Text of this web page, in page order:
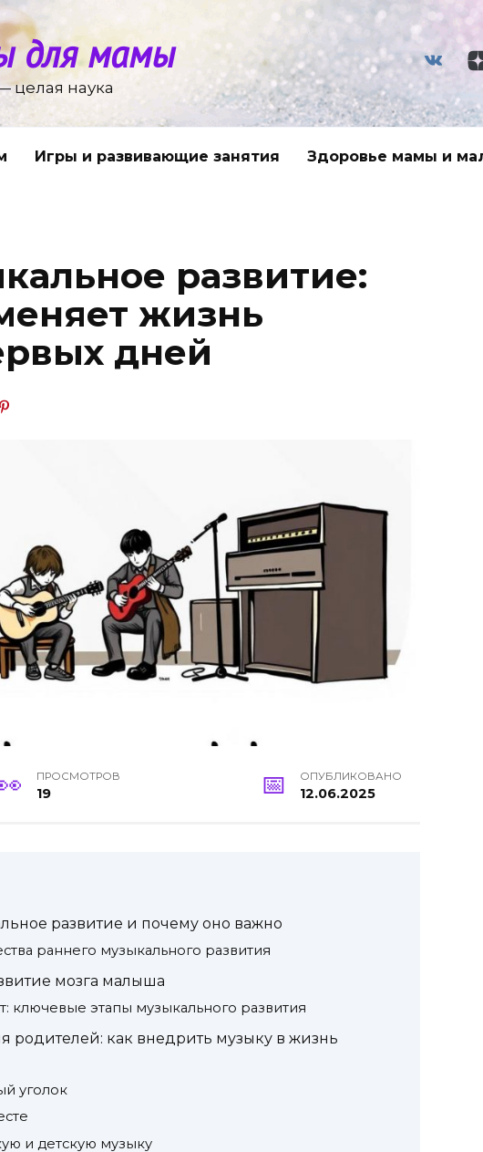
для мамы
целая наука
Игры и развивающие занятия Здоровье мамы и
развитие:
жизнь
дней
ПРОСМОТРОВ
19
ОПУБЛИКОВАНО
12.06.2025
развитие и почему оно важно
раннего музыкального развития
мозга малыша
ключевые этапы музыкального развития
родителей: как внедрить музыку в жизнь
уголок
и детскую музыку